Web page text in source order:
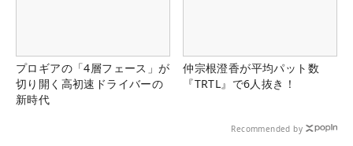
プロギアの「4層フェース」が
切り開く高初速ドライバーの
新時代
仲宗根澄香が平均パット数
『TRTL』で6人抜き！
Recommended by